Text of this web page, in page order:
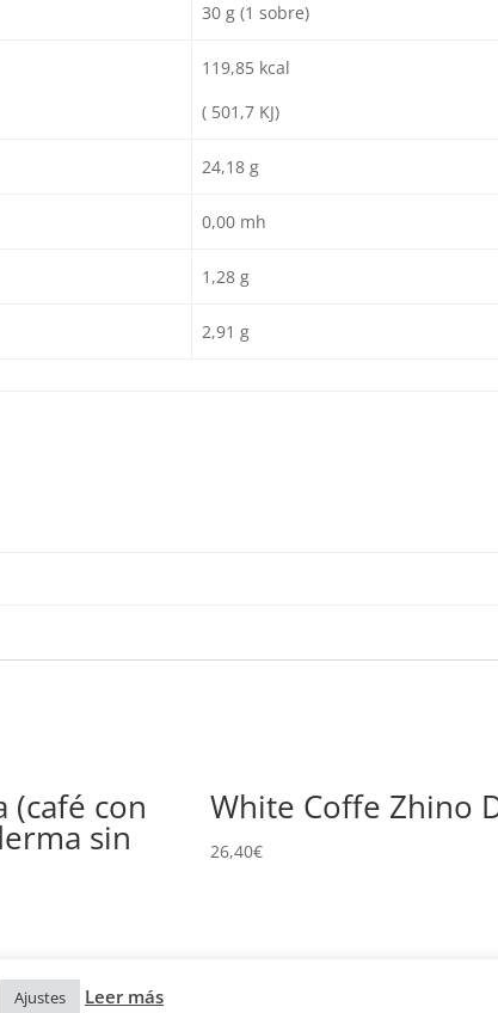
30 g (1 sobre)
119,85 kcal
( 501,7 KJ)
24,18 g
0,00 mh
1,28 g
2,91 g
(café con
sin
White Coffe Zhino
26,40€
Ajustes Leer más